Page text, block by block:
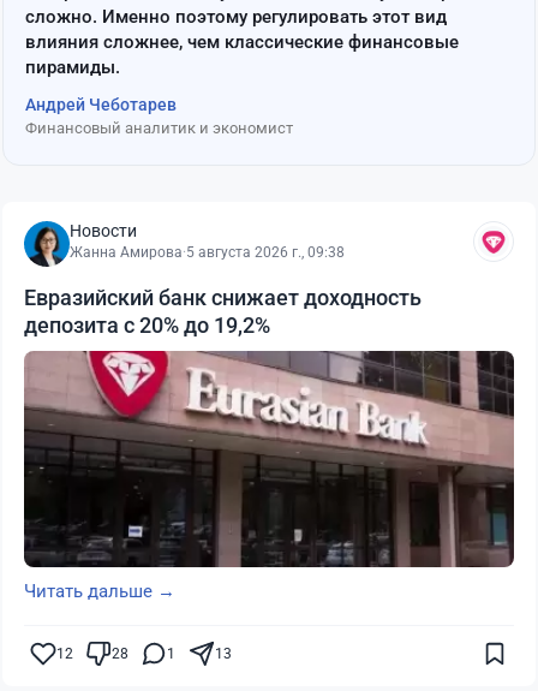
сложно. Именно поэтому регулировать этот вид
влияния сложнее, чем классические финансовые
пирамиды.
Андрей Чеботарев
Финансовый аналитик и экономист
Новости
Жанна Амирова·5 августа 2026 г., 09:38
Евразийский банк снижает доходность
депозита с 20% до 19,2%
Читать дальше →
12 28 1 13